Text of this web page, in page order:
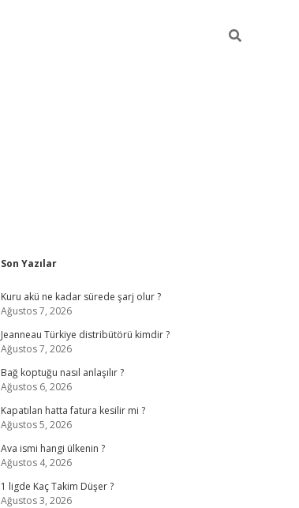
Sidebar
Son Yazılar
Kuru akü ne kadar sürede şarj olur ?
Ağustos 7, 2026
Jeanneau Türkiye distribütörü kimdir ?
Ağustos 7, 2026
Bağ koptuğu nasıl anlaşılır ?
Ağustos 6, 2026
Kapatılan hatta fatura kesilir mi ?
Ağustos 5, 2026
Ava ismi hangi ülkenin ?
Ağustos 4, 2026
1 ligde Kaç Takim Düşer ?
Ağustos 3, 2026